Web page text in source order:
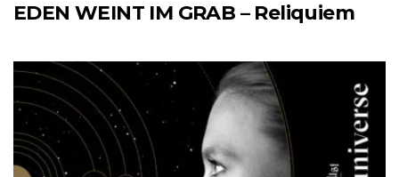
EDEN WEINT IM GRAB – Reliquiem